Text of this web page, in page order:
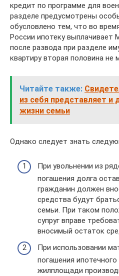
кредит по программе для
разделе предусмотрены
обусловлено тем, что во
России ипотеку
после развода при разделе
квартиру вторая половина не
Читайте также:
из себя представляет и
жизни семьи
Однако следует знать
При увольнении из
погашения долга
гражданин должен
средства будут
семьи. При таком
супруг вправе
вносимый остаток
При использовании
погашения
жилплощади